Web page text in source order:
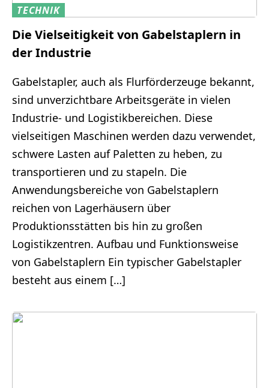
TECHNIK
Die Vielseitigkeit von Gabelstaplern in
der Industrie
Gabelstapler, auch als Flurförderzeuge bekannt,
sind unverzichtbare Arbeitsgeräte in vielen
Industrie- und Logistikbereichen. Diese
vielseitigen Maschinen werden dazu verwendet,
schwere Lasten auf Paletten zu heben, zu
transportieren und zu stapeln. Die
Anwendungsbereiche von Gabelstaplern
reichen von Lagerhäusern über
Produktionsstätten bis hin zu großen
Logistikzentren. Aufbau und Funktionsweise
von Gabelstaplern Ein typischer Gabelstapler
besteht aus einem […]